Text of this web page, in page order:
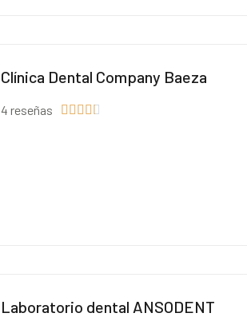
Clínica Dental Company Baeza
4 reseñas     
Laboratorio dental ANSODENT